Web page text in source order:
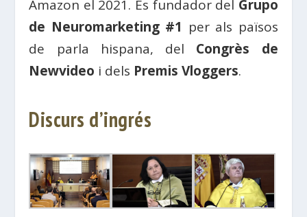
Amazon el 2021. És fundador del Grupo
de Neuromarketing #1 per als països
de parla hispana, del Congrès de
Newvideo i dels Premis Vloggers.
Discurs d’ingrés